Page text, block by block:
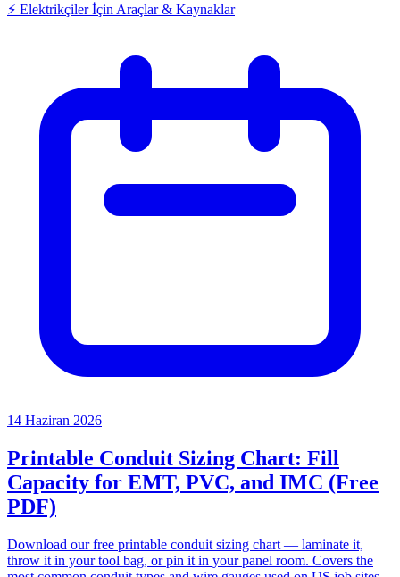
⚡ Elektrikçiler İçin Araçlar & Kaynaklar
14 Haziran 2026
Printable Conduit Sizing Chart: Fill
Capacity for EMT, PVC, and IMC (Free
PDF)
Download our free printable conduit sizing chart — laminate it,
throw it in your tool bag, or pin it in your panel room. Covers the